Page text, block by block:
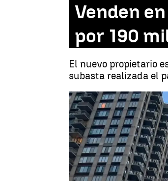
Venden
por 190
El nuevo propietario
subasta realizada el